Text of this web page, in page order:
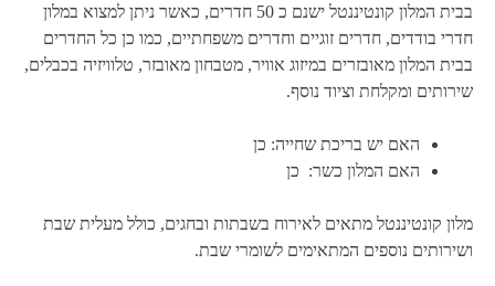
בבית המלון קונטיננטל ישנם כ 50 חדרים, כאשר ניתן למצוא במלון
חדרי בודדים, חדרים זוגיים וחדרים משפחתיים, כמו כן כל החדרים
בבית המלון מאובזרים במיזוג אוויר, מטבחון מאובזר, טלוויזיה בכבלים,
שירותים ומקלחת וציוד נוסף.
האם יש בריכת שחייה: כן
האם המלון כשר: כן
מלון קונטיננטל מתאים לאירוח בשבתות ובחגים, כולל מעלית שבת
ושירותים נוספים המתאימים לשומרי שבת.